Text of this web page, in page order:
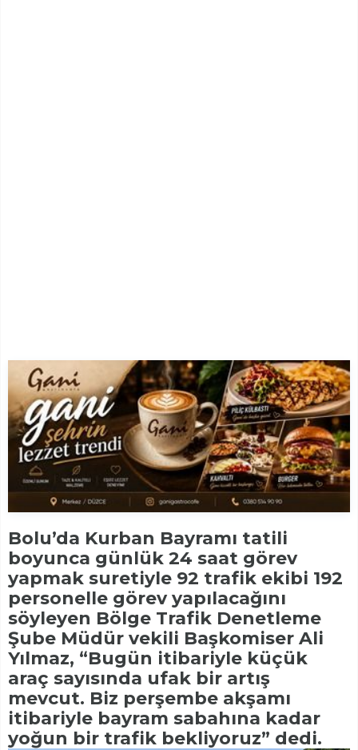
Bolu’da Kurban Bayramı tatili
boyunca günlük 24 saat görev
yapmak suretiyle 92 trafik ekibi 192
personelle görev yapılacağını
söyleyen Bölge Trafik Denetleme
Şube Müdür vekili Başkomiser Ali
Yılmaz, “Bugün itibariyle küçük
araç sayısında ufak bir artış
mevcut. Biz perşembe akşamı
itibariyle bayram sabahına kadar
yoğun bir trafik bekliyoruz” dedi.